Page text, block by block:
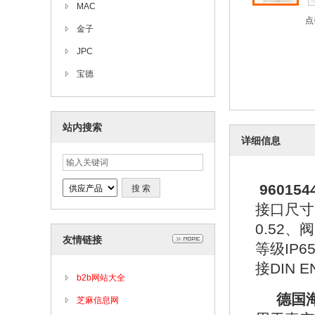
MAC
金子
JPC
宝德
站内搜索
友情链接
b2b网站大全
芝麻信息网
详细信息
接口尺
0.52、
等级
接DIN
德国